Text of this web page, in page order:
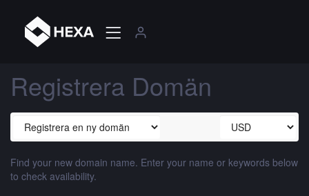
Registrera Domän
Find your new domain name. Enter your name or keywords below
to check availability.